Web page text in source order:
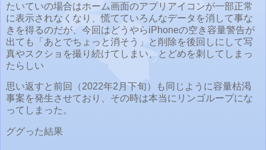
たいていの場合はホーム画面のアプリアイコンが一部正常
に表示されなくなり、慌てていろんなデータを消して事な
きを得るのだが、今回はどうやらiPhoneの空き容量警告が
出ても「あとでちょっと消そう」と削除を後回しにして写
真やスクショを撮り続けてしまい、とどめを刺してしまっ
たらしい
思い返すと前回（2022年2月下旬）も同じように容量枯渇
事案を発生させており、その時は本当にリンゴループにな
ってしまった。
ググった結果